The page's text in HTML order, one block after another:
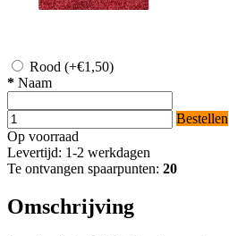
Rood (+€1,50)
* Naam
Bestellen
Op voorraad
Levertijd: 1-2 werkdagen
Te ontvangen spaarpunten: 20
Omschrijving